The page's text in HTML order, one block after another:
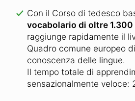
Con il Corso di tedesco
vocabolario di oltre 1.300
raggiunge rapidamente il
Quadro comune europeo
conoscenza delle lingue.
Il tempo totale di
sensazionalmente veloce: